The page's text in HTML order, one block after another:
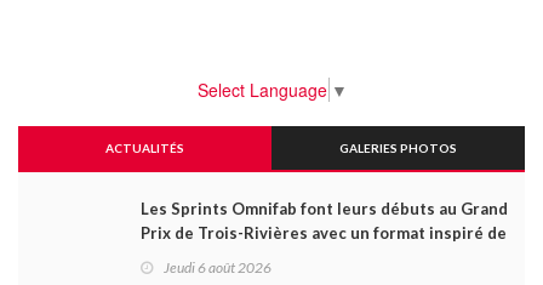
Select Language ▼
ACTUALITÉS GALERIES PHOTOS
Les Sprints Omnifab font leurs débuts au Grand
Prix de Trois-Rivières avec un format inspiré de
Jeudi 6 août 2026